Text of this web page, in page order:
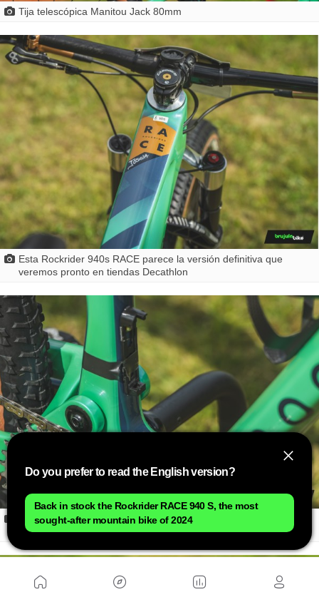
Tija telescópica Manitou Jack 80mm
Esta Rockrider 940s RACE parece la versión definitiva que
veremos pronto en tiendas Decathlon
En este acople podría ir el aparato de telemetría con el que se
toman datos de las suspensiones durante su desarrollo
Do you prefer to read the English version?
Back in stock the Rockrider RACE 940 S, the most
sought-after mountain bike of 2024